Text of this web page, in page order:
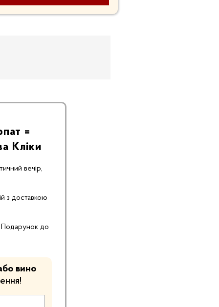
ПОДАРУНОК
замовлення від 2097грн:
ковбаса
Домашня
телефону⭣
=
Кліки
вечір,
з доставкою
Подарунок до
вино